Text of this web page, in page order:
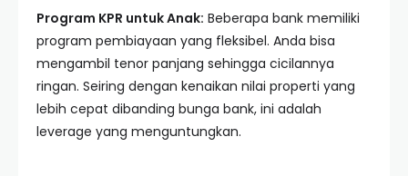
Program KPR untuk Anak: Beberapa bank memiliki
program pembiayaan yang fleksibel. Anda bisa
mengambil tenor panjang sehingga cicilannya
ringan. Seiring dengan kenaikan nilai properti yang
lebih cepat dibanding bunga bank, ini adalah
leverage yang menguntungkan.